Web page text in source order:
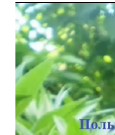
Видеоплеер